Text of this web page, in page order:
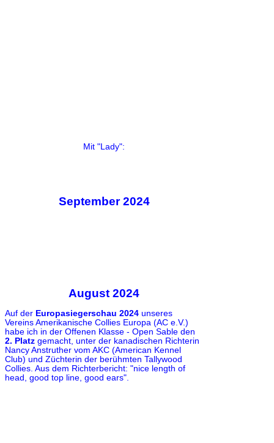
Mit "Lady":
September 2024
August 2024
Auf der Europasiegerschau 2024 unseres
Vereins Amerikanische Collies Europa (AC e.V.)
habe ich in der Offenen Klasse - Open Sable den
2. Platz gemacht, unter der kanadischen Richterin
Nancy Anstruther vom AKC (American Kennel
Club) und Züchterin der berühmten Tallywood
Collies. Aus dem Richterbericht: "nice length of
head, good top line, good ears".